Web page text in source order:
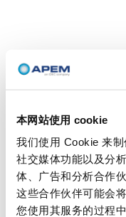
本网站使用 cookie
我们使用 Cookie 来
社交媒体功能以及分
体、广告和分析合作
这些合作伙伴可能会
您使用其服务的过程